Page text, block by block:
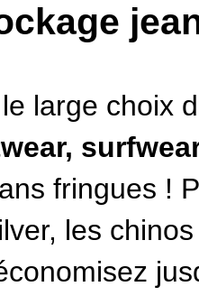
large choix
fringues !
, les